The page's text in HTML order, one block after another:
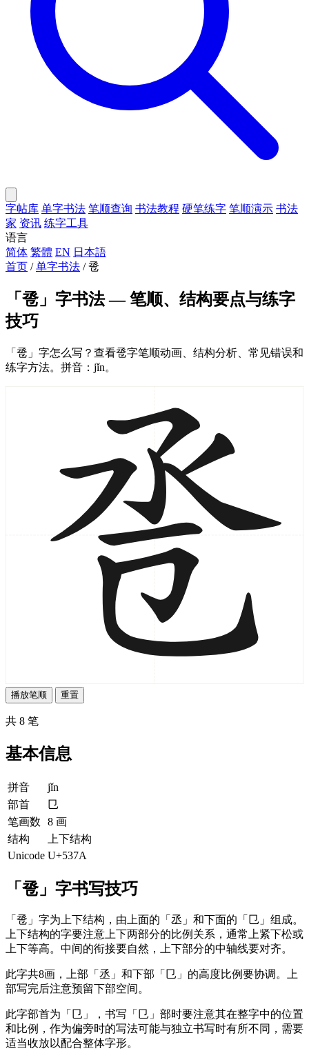
字帖库 单字书法 笔顺查询 书法教程 硬笔练字 笔顺演示 书法
家 资讯 练字工具
语言
简体 繁體 EN 日本語
首页 / 单字书法 / 卺
「卺」字书法 — 笔顺、结构要点与练字
技巧
「卺」字怎么写？查看卺字笔顺动画、结构分析、常见错误和
练字方法。拼音：jǐn。
播放笔顺 重置
共 8 笔
基本信息
拼音
jǐn
部首
㔾
笔画数
8 画
结构
上下结构
Unicode U+537A
「卺」字书写技巧
「卺」字为上下结构，由上面的「丞」和下面的「㔾」组成。
上下结构的字要注意上下两部分的比例关系，通常上紧下松或
上下等高。中间的衔接要自然，上下部分的中轴线要对齐。
此字共8画，上部「丞」和下部「㔾」的高度比例要协调。上
部写完后注意预留下部空间。
此字部首为「㔾」，书写「㔾」部时要注意其在整字中的位置
和比例，作为偏旁时的写法可能与独立书写时有所不同，需要
适当收放以配合整体字形。